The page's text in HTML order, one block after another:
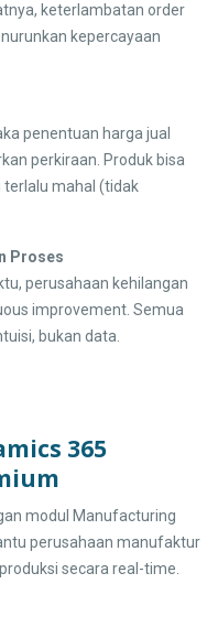
keterlambatan order
kepercayaan
penentuan harga jual
perkiraan. Produk bisa
mahal (tidak
Proses
perusahaan kehilangan
improvement. Semua
bukan data.
365
modul Manufacturing
perusahaan manufaktur
secara real-time.